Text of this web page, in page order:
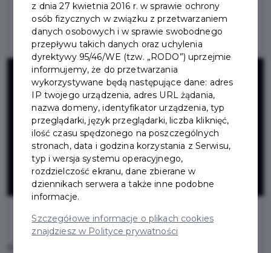
Projekt elewacji
i dachu przy ul.
Żwirki i Wigury
8
z dnia 27 kwietnia 2016 r. w sprawie ochrony
osób fizycznych w związku z przetwarzaniem
danych osobowych i w sprawie swobodnego
przepływu takich danych oraz uchylenia
dyrektywy 95/46/WE (tzw. „RODO”) uprzejmie
informujemy, że do przetwarzania
wykorzystywane będą następujące dane: adres
IP twojego urządzenia, adres URL żądania,
nazwa domeny, identyfikator urządzenia, typ
przeglądarki, język przeglądarki, liczba kliknięć,
ilość czasu spędzonego na poszczególnych
stronach, data i godzina korzystania z Serwisu,
typ i wersja systemu operacyjnego,
rozdzielczość ekranu, dane zbierane w
dziennikach serwera a także inne podobne
informacje.
Szczegółowe informacje o plikach cookies
znajdziesz w Polityce prywatności